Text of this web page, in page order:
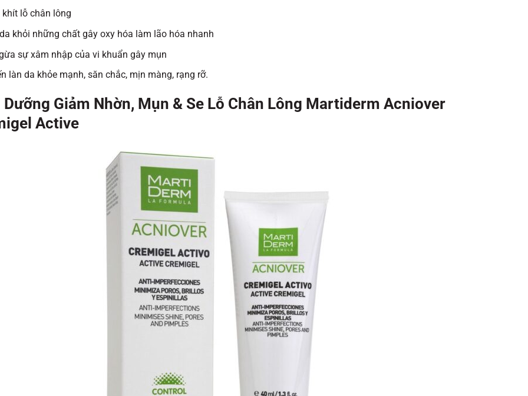
khít lỗ chân lông
khỏi những chất gây oxy hóa làm lão hóa nhanh
sự xâm nhập của vi khuẩn gây mụn
làn da khỏe mạnh, săn chắc, mịn màng, rạng rỡ.
Dưỡng Giảm Nhờn, Mụn & Se Lỗ Chân Lông Martiderm Acniover
Active